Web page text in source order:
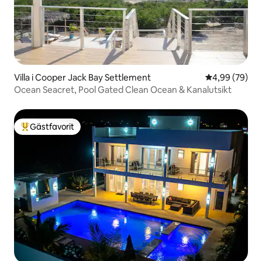
Villa i Cooper Jack Bay Settlement 4,99 av 5 i
4,99 (79)
Ocean Seacret, Pool Gated Clean Ocean & Kanalutsikt
Populär gästfavorit
Gästfavorit